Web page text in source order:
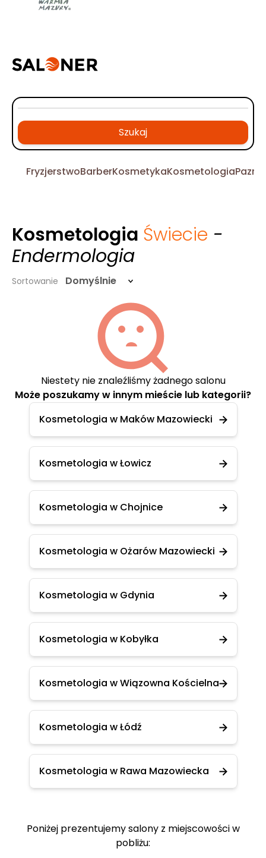
Szukaj
FryzjerstwoBarberKosmetykaKosmetologia
Kosmetologia Świecie -
Endermologia
Sortowanie Domyślnie
Niestety nie znaleźliśmy żadnego salonu
Może poszukamy w innym mieście lub kategorii?
Kosmetologia w Maków Mazowiecki
Kosmetologia w Łowicz
Kosmetologia w Chojnice
Kosmetologia w Ożarów Mazowiecki
Kosmetologia w Gdynia
Kosmetologia w Kobyłka
Kosmetologia w Wiązowna Kościelna
Kosmetologia w Łódź
Kosmetologia w Rawa Mazowiecka
Poniżej prezentujemy salony z miejscowości w
pobliżu: